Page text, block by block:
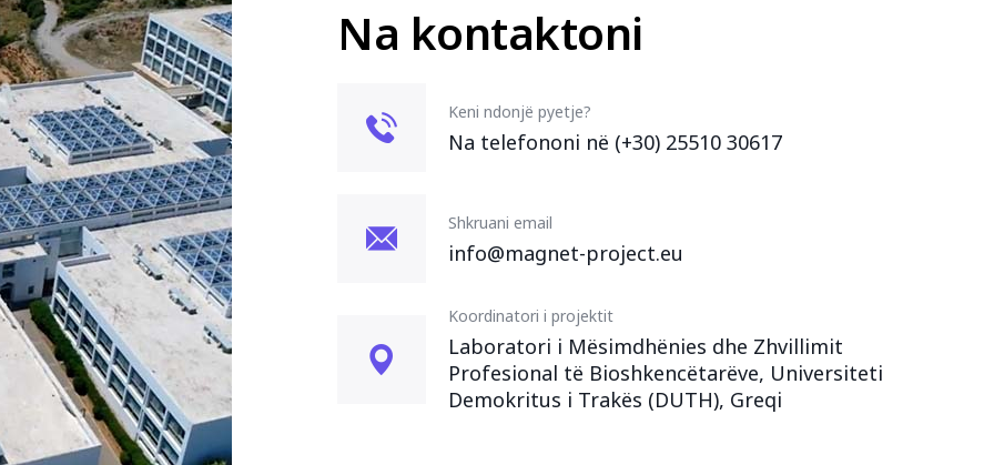
Na kontaktoni
Keni ndonjë pyetje?
Na telefononi në (+30) 25510 30617
Shkruani email
info@magnet-project.eu
Koordinatori i projektit
Laboratori i Mësimdhënies dhe Zhvillimit
Profesional të Bioshkencëtarëve, Universiteti
Demokritus i Trakës (DUTH), Greqi